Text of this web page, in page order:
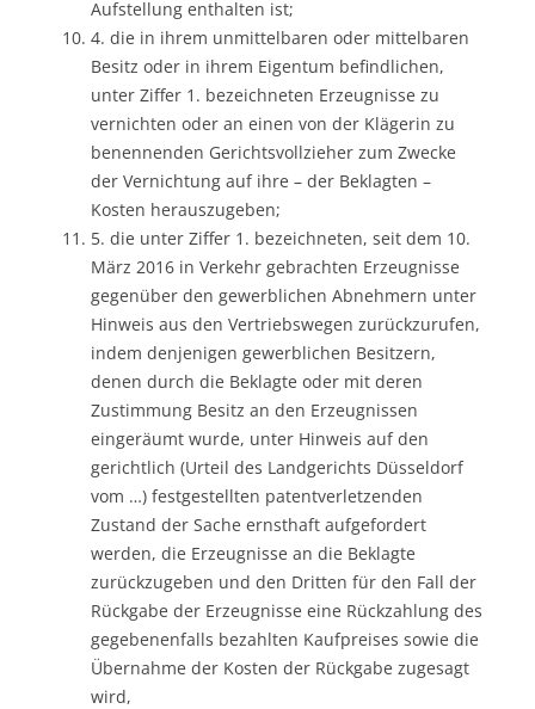
Aufstellung enthalten ist;
4. die in ihrem unmittelbaren oder mittelbaren
Besitz oder in ihrem Eigentum befindlichen,
unter Ziffer 1. bezeichneten Erzeugnisse zu
vernichten oder an einen von der Klägerin zu
benennenden Gerichtsvollzieher zum Zwecke
der Vernichtung auf ihre – der Beklagten –
Kosten herauszugeben;
5. die unter Ziffer 1. bezeichneten, seit dem 10.
März 2016 in Verkehr gebrachten Erzeugnisse
gegenüber den gewerblichen Abnehmern unter
Hinweis aus den Vertriebswegen zurückzurufen,
indem denjenigen gewerblichen Besitzern,
denen durch die Beklagte oder mit deren
Zustimmung Besitz an den Erzeugnissen
eingeräumt wurde, unter Hinweis auf den
gerichtlich (Urteil des Landgerichts Düsseldorf
vom …) festgestellten patentverletzenden
Zustand der Sache ernsthaft aufgefordert
werden, die Erzeugnisse an die Beklagte
zurückzugeben und den Dritten für den Fall der
Rückgabe der Erzeugnisse eine Rückzahlung des
gegebenenfalls bezahlten Kaufpreises sowie die
Übernahme der Kosten der Rückgabe zugesagt
wird,